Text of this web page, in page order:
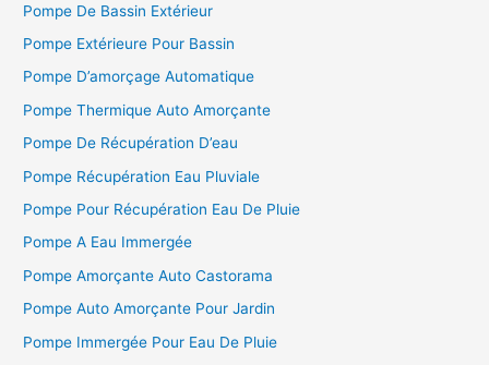
Pompe De Bassin Extérieur
Pompe Extérieure Pour Bassin
Pompe D’amorçage Automatique
Pompe Thermique Auto Amorçante
Pompe De Récupération D’eau
Pompe Récupération Eau Pluviale
Pompe Pour Récupération Eau De Pluie
Pompe A Eau Immergée
Pompe Amorçante Auto Castorama
Pompe Auto Amorçante Pour Jardin
Pompe Immergée Pour Eau De Pluie